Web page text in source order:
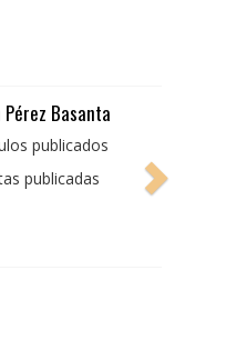
Collado
bien tratado